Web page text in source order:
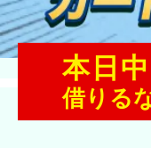
本日
借りる